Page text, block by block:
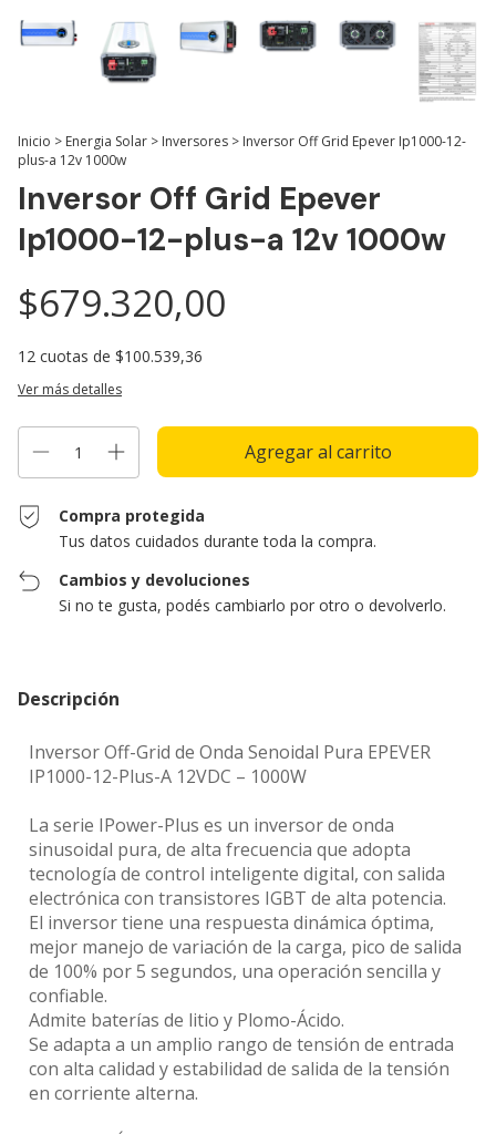
Inicio > Energia Solar > Inversores > Inversor Off Grid Epever Ip1000-12-
plus-a 12v 1000w
Inversor Off Grid Epever
Ip1000-12-plus-a 12v 1000w
$679.320,00
12 cuotas de $100.539,36
Ver más detalles
Compra protegida
Tus datos cuidados durante toda la compra.
Cambios y devoluciones
Si no te gusta, podés cambiarlo por otro o devolverlo.
Descripción
Inversor Off-Grid de Onda Senoidal Pura EPEVER
IP1000-12-Plus-A 12VDC – 1000W
La serie IPower-Plus es un inversor de onda
sinusoidal pura, de alta frecuencia que adopta
tecnología de control inteligente digital, con salida
electrónica con transistores IGBT de alta potencia.
El inversor tiene una respuesta dinámica óptima,
mejor manejo de variación de la carga, pico de salida
de 100% por 5 segundos, una operación sencilla y
confiable.
Admite baterías de litio y Plomo-Ácido.
Se adapta a un amplio rango de tensión de entrada
con alta calidad y estabilidad de salida de la tensión
en corriente alterna.